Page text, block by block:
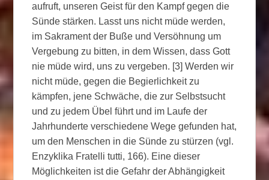
aufruft, unseren Geist für den Kampf gegen die
Sünde stärken. Lasst uns nicht müde werden,
im Sakrament der Buße und Versöhnung um
Vergebung zu bitten, in dem Wissen, dass Gott
nie müde wird, uns zu vergeben. [3] Werden wir
nicht müde, gegen die Begierlichkeit zu
kämpfen, jene Schwäche, die zur Selbstsucht
und zu jedem Übel führt und im Laufe der
Jahrhunderte verschiedene Wege gefunden hat,
um den Menschen in die Sünde zu stürzen (vgl.
Enzyklika Fratelli tutti, 166). Eine dieser
Möglichkeiten ist die Gefahr der Abhängigkeit